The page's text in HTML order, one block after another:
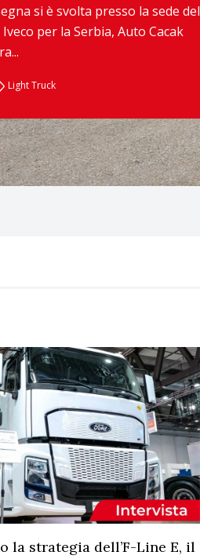
si è svolta presso la sede del
per la Serbia, Auto Cacak
Light Truck
la strategia dell’F-Line E, il